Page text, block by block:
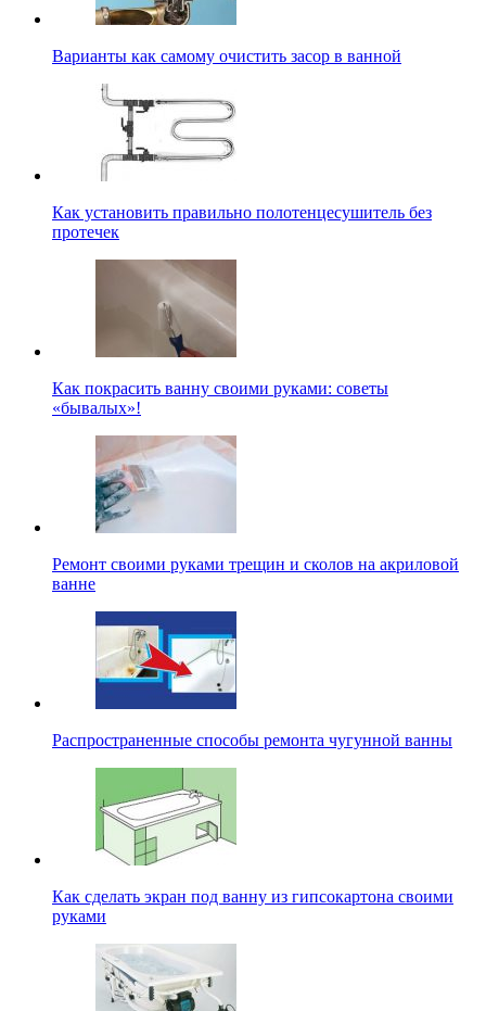
Варианты как самому очистить засор в ванной
Как установить правильно полотенцесушитель без
протечек
Как покрасить ванну своими руками: советы
«бывалых»!
Ремонт своими руками трещин и сколов на акриловой
ванне
Распространенные способы ремонта чугунной ванны
Как сделать экран под ванну из гипсокартона своими
руками